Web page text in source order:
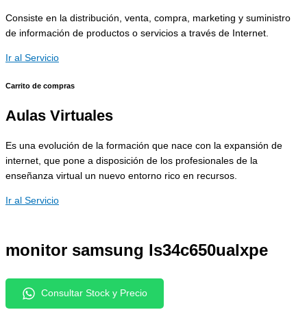
Consiste en la distribución, venta, compra, marketing y suministro
de información de productos o servicios a través de Internet.
Ir al Servicio
Carrito de compras
Aulas Virtuales
Es una evolución de la formación que nace con la expansión de
internet, que pone a disposición de los profesionales de la
enseñanza virtual un nuevo entorno rico en recursos.
Ir al Servicio
monitor samsung ls34c650ualxpe
Consultar Stock y Precio